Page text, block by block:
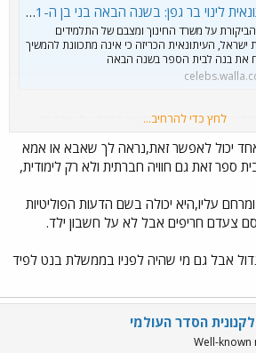
לינוי בר גפן: בשנה הבאה בני בן ה-11 יפרד סופית ממערכת החינוך - וואלה סלבס
על משרד החינוך ומצבם של התלמידים
ישראל, העיתונאית הכריזה כי אינה מתכוונת להמשיך
את בנה לבית הספר בשנה הבאה
הוא למד מתמטיקה ומדעים ברמה של כיתה ח'.
מעולה ללימוד כתיבה וקריאה באנגלית. הילדים
בכל העולם). הוא בקיא בתורת האבולוציה,
של מלחמות ישראל וכעת מושקע בלימודי
הנושאים נבחרו בשיתוף איתו".
לחץ כדי להרחיב...
יכול לאפשר זאת,נראה לך שאבא או אמא
ספר זאת גם חוויה חברתית ולא רק לימודית,
עליו,היא יכולה בשם הדעות הפוליטיות
צעדם חריפים אבל לא על חשבון ילד.
אבל גם מי שהיה לפניו בממשלת בנט לפיד
הסדר העולמי
Well-